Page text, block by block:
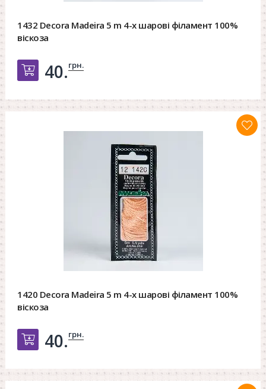
1432 Decora Madeira 5 m 4-х шарові філамент 100%
віскоза
Добавить в корзину
40.грн.
1420 Decora Madeira 5 m 4-х шарові філамент 100%
віскоза
Добавить в корзину
40.грн.